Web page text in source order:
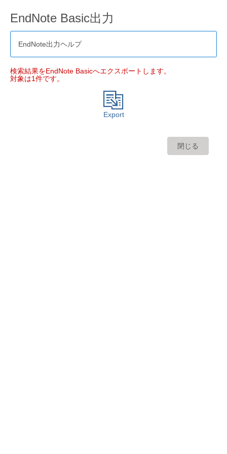
EndNote Basic出力
EndNote出力ヘルプ
検索結果をEndNote Basicへエクスポートします。
対象は1件です。
Export